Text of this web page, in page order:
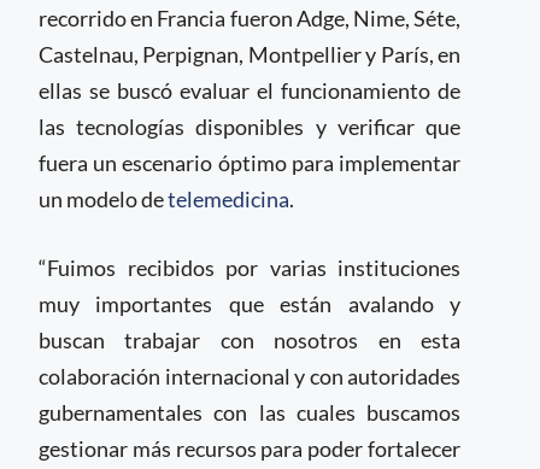
recorrido en Francia fueron Adge, Nime, Séte,
Castelnau, Perpignan, Montpellier y París, en
ellas se buscó evaluar el funcionamiento de
las tecnologías disponibles y verificar que
fuera un escenario óptimo para implementar
un modelo detelemedicina.
“Fuimos recibidos por varias instituciones
muy importantes que están avalando y
buscan trabajar con nosotros en esta
colaboración internacional y con autoridades
gubernamentales con las cuales buscamos
gestionar más recursos para poder fortalecer